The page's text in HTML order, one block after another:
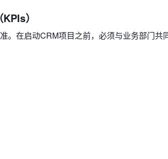
）
在启动CRM项目之前，必须与业务部门共